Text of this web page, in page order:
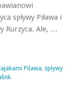
spływy Piława i
Rurzyca. Ale, …
Pilawa, spływy